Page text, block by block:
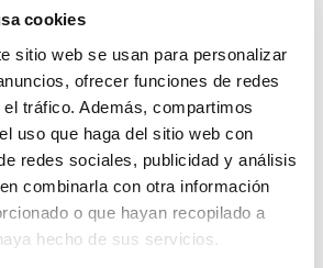
cookies
sitio web se usan para personalizar
ofrecer funciones de redes
tráfico. Además, compartimos
uso que haga del sitio web con
redes sociales, publicidad y análisis
combinarla con otra información
o que hayan recopilado a
hecho de sus servicios.
línea de productos de Klapp ideal para
a la actuación delenvejecimiento en la
destinados a solucionar la pérdida de
la profundidad de las arrugas y el
de la piel.
Cream
línea ASA Peel de Klapppara acabar con la
desigual y con manchas.